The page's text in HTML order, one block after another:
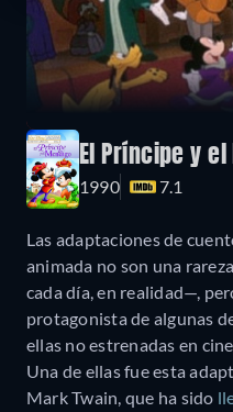
El Príncipe y
1990 7.1
Las adaptaciones de
animada no son una
cada día, en realidad—,
protagonista de algunas
ellas no estrenadas en
Una de ellas fue esta
Mark Twain, que ha sido